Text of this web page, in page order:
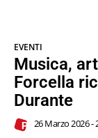
EVENTI
Musica,
Forcella
Durante
26 Marzo 2026 -